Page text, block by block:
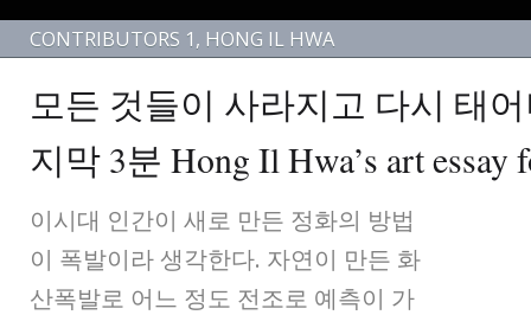
CONTRIBUTORS 1, HONG IL HWA
모든 것들이 사라지고 다시 태
지막 3분 Hong Il Hwa’s art essay
이시대 인간이 새로 만든 정화의 방법
이 폭발이라 생각한다. 자연이 만든 화
산폭발로 어느 정도 전조로 예측이 가